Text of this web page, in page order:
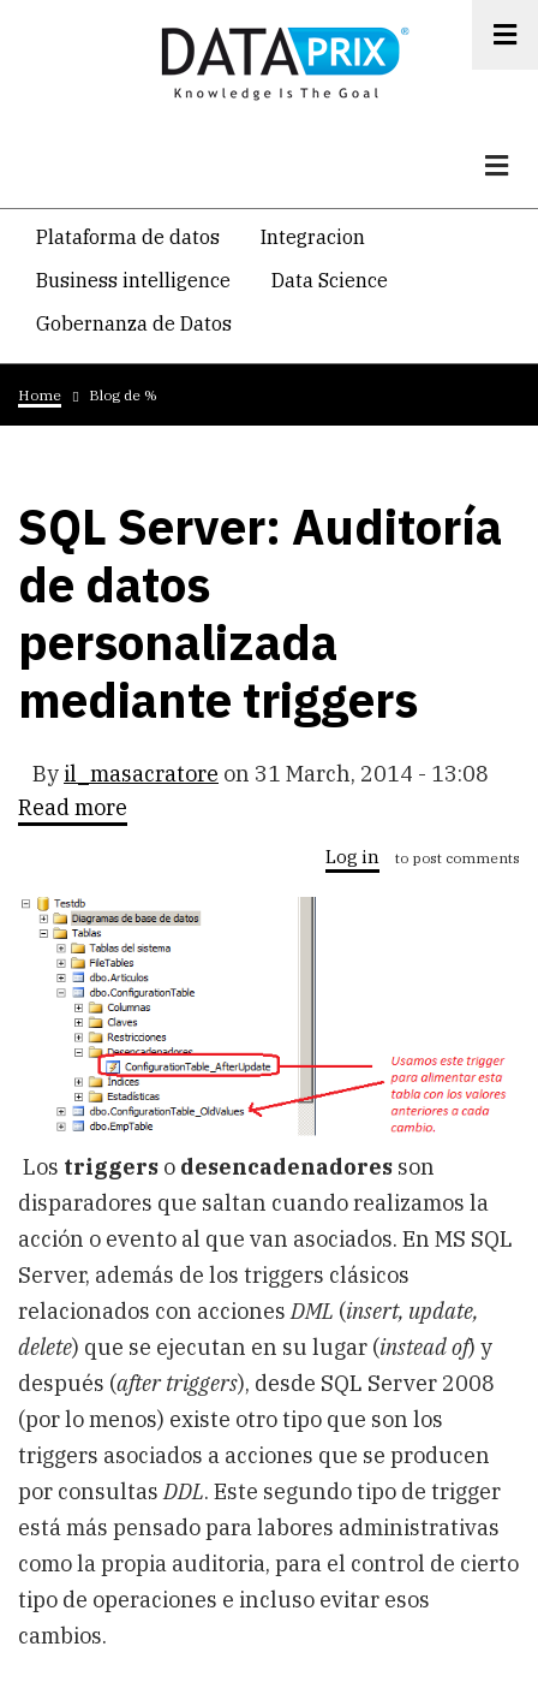
Navegacion
temática
principal
Plataforma de datos
Integracion
Business intelligence
Data Science
Gobernanza de Datos
Breadcrumb
Home Blog de %
SQL Server: Auditoría
de datos
personalizada
mediante triggers
Byil_masacratore on 31 March, 2014 - 13:08
Read more
datos
personalizada
mediante
triggers
Log in to post comments
Los triggers o desencadenadores son
disparadores que saltan cuando realizamos la
acción o evento al que van asociados. En MS SQL
Server, además de los triggers clásicos
relacionados con accionesDML (insert, update,
delete) que se ejecutan en su lugar (instead of) y
después (after triggers), desde SQL Server 2008
(por lo menos) existe otro tipo que son los
triggers asociados a acciones que se producen
por consultasDDL. Este segundo tipo de trigger
está más pensado para labores administrativas
como la propia auditoria, para el control de cierto
tipo de operaciones e incluso evitar esos
cambios.